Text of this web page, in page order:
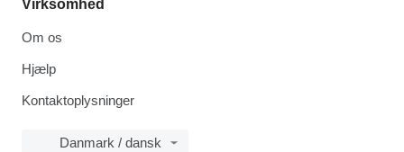
Virksomhed
Om os
Hjælp
Kontaktoplysninger
Danmark / dansk